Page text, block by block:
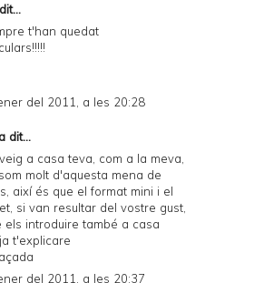
t'han quedat
del 2011, a les 20:28
dit...
a casa teva, com a la meva,
molt d'aquesta mena de
així és que el format mini i el
si van resultar del vostre gust,
els introduire també a casa
t'explicare
del 2011, a les 20:37